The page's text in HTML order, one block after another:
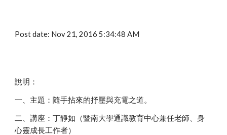
Post date: Nov 21, 2016 5:34:48 AM
說明：
一、主題：隨手拈來的抒壓與充電之道。
二、講座：丁靜如（暨南大學通識教育中心兼任老師、身
心靈成長工作者）